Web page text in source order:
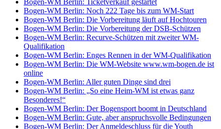
Bogen-WM Berlin: Noch 222 Tage bis zum WM-Start
Bogen-WM Berlin: Die Vorbereitung läuft auf Hochtouren
Bogen-WM Berlin: Die Vorbereitung der DSB-Schützen
Bogen-WM Berlin: Recurve-Schützen mit zweiter WM-
Qualifikation
Bogen-WM Berlin: Enges Rennen in der WM-Qualifikation
Bogen-WM Berlin: Die WM-Website www.wm-bogen.de ist
online
Bogen-WM Berlin: Aller guten Dinge sind drei
Bogen-WM Berlin: „So eine Heim-WM ist etwas ganz
Besonderes!“
Bogen-WM Berlin: Der Bogensport boomt in Deutschland
Bogen-WM Berlin: Gute, aber anspruchsvolle Bedingungen
Bogen-WM Berlin: Der Anmeldeschluss für die Youth